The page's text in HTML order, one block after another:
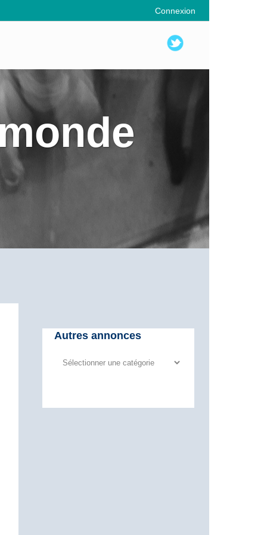
Connexion
Autres annonces
Autres